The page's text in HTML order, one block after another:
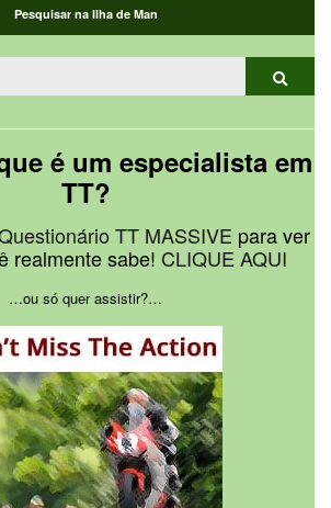
Pesquisar na Ilha de Man
é um especialista em
TT?
TT MASSIVE para ver
realmente sabe! CLIQUE AQUI
…ou só quer assistir?…